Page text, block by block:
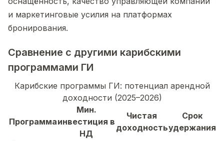
и маркетинговые усилия на платформах
бронирования.
Сравнение с другими карибскими
программами ГИ
Карибские программы ГИ: потенциал арендной
доходности (2025–2026)
Программа
Мин.
инвестиция в
НД
Чистая
доходность
Срок
удержания